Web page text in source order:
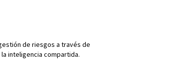
de riesgos a través de
inteligencia compartida.